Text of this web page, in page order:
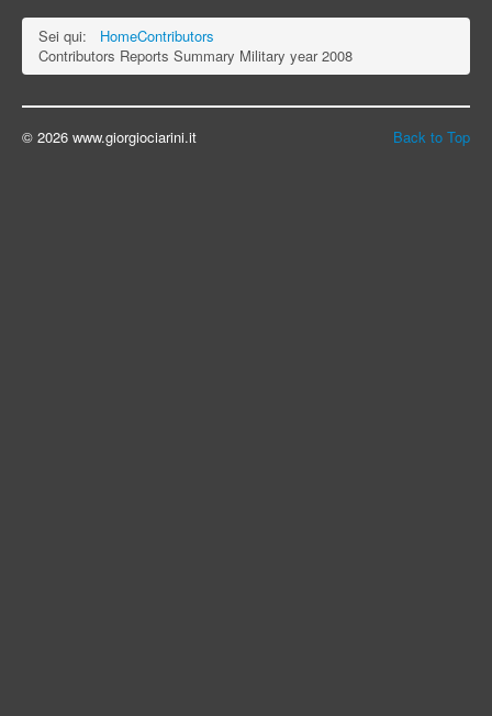
Sei qui: HomeContributors
Contributors Reports Summary Military year 2008
Back to Top
© 2026 www.giorgiociarini.it